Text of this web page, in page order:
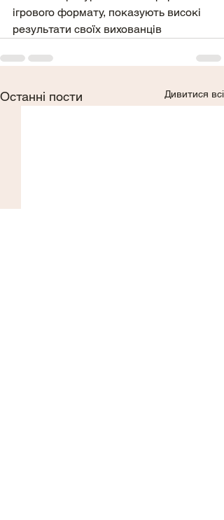
ігрового формату, показують високі
результати своїх вихованців
Останні пости Дивитися всі